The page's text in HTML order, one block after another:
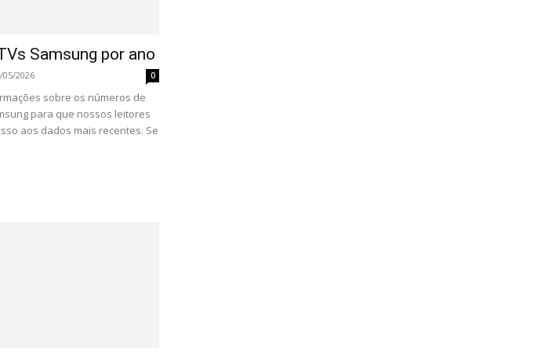
Samsung por ano
05/2026 0
sobre os números de
para que nossos leitores
aos dados mais recentes. Se